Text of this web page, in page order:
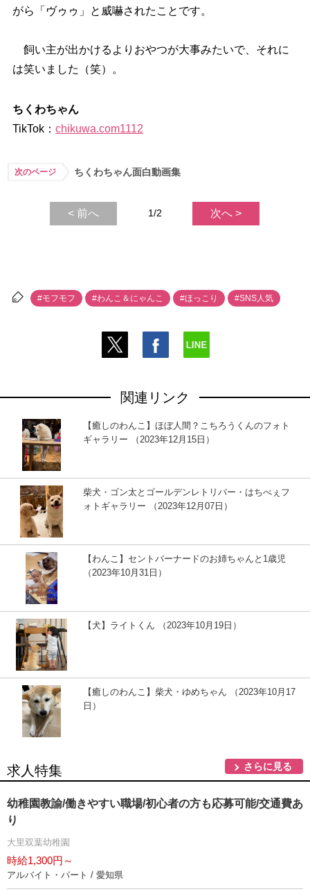
がら「ヴゥゥ」と威嚇されたことです。
飼い主が出かけるよりおやつが大事みたいで、それに
は笑いました（笑）。
ちくわちゃん
TikTok： chikuwa.com1112
次のページ ちくわちゃん面白動画集
< 前へ 1/2 次へ >
#モフモフ #わんこ＆にゃんこ #ほっこり #SNS人気
関連リンク
【癒しのわんこ】ほぼ人間？こちろうくんのフォト
ギャラリー （2023年12月15日）
柴犬・ゴン太とゴールデンレトリバー・はちべぇフ
ォトギャラリー （2023年12月07日）
【わんこ】セントバーナードのお姉ちゃんと1歳児
（2023年10月31日）
【犬】ライトくん （2023年10月19日）
【癒しのわんこ】柴犬・ゆめちゃん （2023年10月17
日）
求人特集 さらに見る
幼稚園教諭/働きやすい職場/初心者の方も応募可能/交通費あ
り
大里双葉幼稚園
時給1,300円～
アルバイト・パート / 愛知県